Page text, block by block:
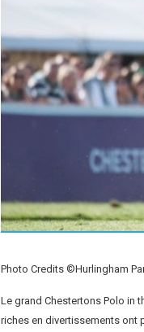
Photo Credits ©Hurlingham
Le grand Chestertons Polo in
riches en divertissements ont